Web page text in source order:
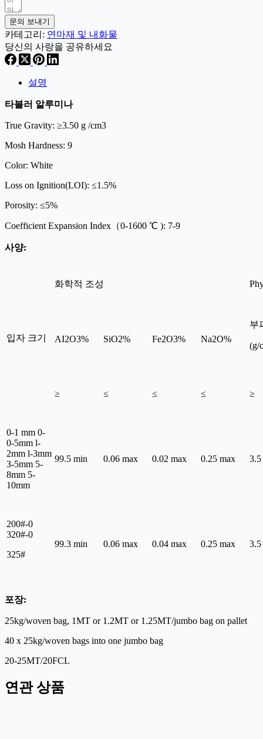
문의 보내기
카테고리: 연마재 및 내화물
당신의 사랑을 공유하세요
설명
타블러 알루미나
True Gravity: ≥3.50 g /cm3
Mosh Hardness: 9
Color: White
Loss on Ignition(LOI): ≤1.5%
Porosity: ≤5%
Coefficient Expansion Index（0-1600 ℃ ): 7-9
사양:
입자 크기
화학적 조성
AI2O3% SiO2% Fe2O3% Na2O%
부
(g/
≥ ≤ ≤ ≤ ≥
0-1 mm 0-
0-5mm l-
2mm l-3mm
3-5mm 5-
8mm 5-
10mm
99.5 min 0.06 max 0.02 max 0.25 max 3.5
200#-0
320#-0
325#
99.3 min 0.06 max 0.04 max 0.25 max 3.5
포장:
25kg/woven bag, 1MT or 1.2MT or 1.25MT/jumbo bag on pallet
40 x 25kg/woven bags into one jumbo bag
20-25MT/20FCL
연관 상품